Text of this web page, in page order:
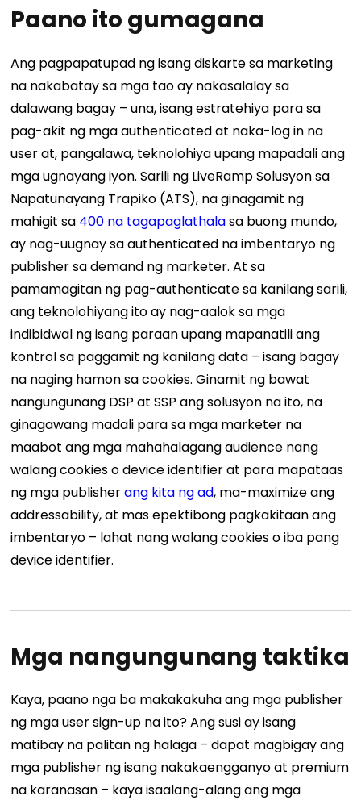
Paano ito gumagana
Ang pagpapatupad ng isang diskarte sa marketing
na nakabatay sa mga tao ay nakasalalay sa
dalawang bagay – una, isang estratehiya para sa
pag-akit ng mga authenticated at naka-log in na
user at, pangalawa, teknolohiya upang mapadali ang
mga ugnayang iyon. Sarili ng LiveRampSolusyon sa
Napatunayang Trapiko (ATS), na ginagamit ng
mahigit sa 400 na tagapaglathalasa buong mundo,
ay nag-uugnay sa authenticated na imbentaryo ng
publisher sa demand ng marketer. At sa
pamamagitan ng pag-authenticate sa kanilang sarili,
ang teknolohiyang ito ay nag-aalok sa mga
indibidwal ng isang paraan upang mapanatili ang
kontrol sa paggamit ng kanilang data – isang bagay
na naging hamon sa cookies. Ginamit ng bawat
nangungunang DSP at SSP ang solusyon na ito, na
ginagawang madali para sa mga marketer na
maabot ang mga mahahalagang audience nang
walang cookies o device identifier at para mapataas
ng mga publisherang kita ng ad, ma-maximize ang
addressability, at mas epektibong pagkakitaan ang
imbentaryo – lahat nang walang cookies o iba pang
device identifier.
Mga nangungunang taktika
Kaya, paano nga ba makakakuha ang mga publisher
ng mga user sign-up na ito? Ang susi ay isang
matibay na palitan ng halaga – dapat magbigay ang
mga publisher ng isang nakakaengganyo at premium
na karanasan – kaya isaalang-alang ang mga